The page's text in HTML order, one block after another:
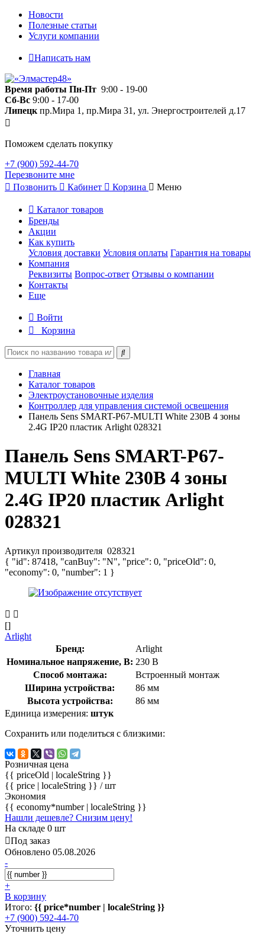
Новости
Полезные статьи
Услуги компании
Написать нам
Время работы Пн-Пт 9:00 - 19-00
Сб-Вс 9:00 - 17-00
Липецк пр.Мира 1, пр.Мира 31, ул. Энергостроителей д.17
Поможем сделать покупку
+7 (900) 592-44-70
Перезвоните мне
Позвонить
Кабинет Корзина Меню
Каталог товаров
Бренды
Акции
Как купить
Условия доставки Условия оплаты Гарантия на товары
Компания
Реквизиты Вопрос-ответ Отзывы о компании
Контакты
Еще
Войти
Корзина
Главная
Каталог товаров
Электроустановочные изделия
Контроллер для управления системой освещения
Панель Sens SMART-P67-MULTI White 230В 4 зоны
2.4G IP20 пластик Arlight 028321
Панель Sens SMART-P67-
MULTI White 230В 4 зоны
2.4G IP20 пластик Arlight
028321
Артикул производителя 028321
{ "id": 87418, "canBuy": "N", "price": 0, "priceOld": 0,
"economy": 0, "number": 1 }
[]
Arlight
Бренд:
Arlight
Номинальное напряжение, В: 230 В
Способ монтажа:
Встроенный монтаж
Ширина устройства:
86 мм
Высота устройства:
86 мм
Единица измерения: штук
Сохранить или поделиться с близкими:
Розничная цена
{{ priceOld | localeString }}
{{ price | localeString }} / шт
Экономия
{{ economy*number | localeString }}
Нашли дешевле? Снизим цену!
На складе 0 шт
Под заказ
Обновлено 05.08.2026
-
+
В корзину
Итого: {{ price*number | localeString }}
+7 (900) 592-44-70
Уточнить цену